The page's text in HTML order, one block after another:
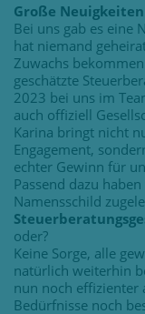
Große
Bei uns gab es eine
hat niemand
Zuwachs
geschätzte
2023 bei uns im
auch offiziell
Karina bringt nicht
Engagement,
echter Gewinn für
Passend dazu
Namensschild
oder?
Keine Sorge, alle
natürlich weiterhin
nun noch effizienter
Bedürfnisse noch